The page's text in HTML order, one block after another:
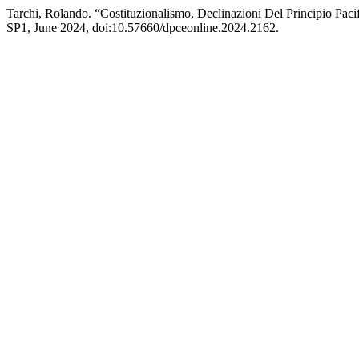
Tarchi, Rolando. “Costituzionalismo, Declinazioni Del Principio
SP1, June 2024, doi:10.57660/dpceonline.2024.2162.